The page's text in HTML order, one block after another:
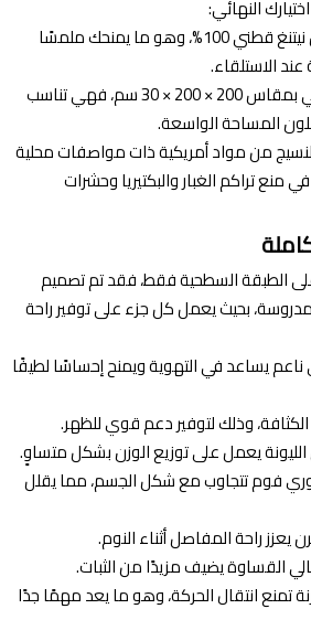
النهائي:
تم استخدام قماش نيتنغ قطني 100%، وهو ما يمنحك ملمسًا
الاستلقاء.
بما أن المرتبة تأتي بمقاس 200 × 200 × 30 سم، فهي تناسب
المساحة الواسعة.
من مواد أمريكية ذات مواصفات محلية
منع تراكم الغبار والبكتيريا وحشرات
على الطبقة السطحية فقط، فقد تم تصميم
بحيث يعمل كل جزء على توفير راحة
يساعد في التهوية ويمنح إحساسًا لطيفًا
وذلك لتوفير دعم قوي للظهر.
يعمل على توزيع الوزن بشكل متساوٍ.
فوم تتجاوب مع شكل الجسم، مما يقلل
يعزز راحة المفاصل أثناء النوم.
القساوة يضيف مزيدًا من الثبات.
تمنع انتقال الحركة، وهو ما يعد مهمًا جدًا